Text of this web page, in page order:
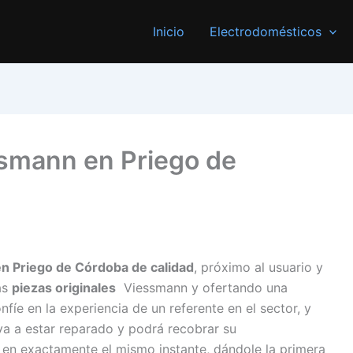
Inicio Electrodomésticos
en Priego de
Priego de Córdoba de calidad, próximo al usuario y
piezas originales Viessmann y ofertando una
en la experiencia de un referente en el sector, y
a estar reparado y podrá recobrar su
exactamente el mismo instante, dándole la primera